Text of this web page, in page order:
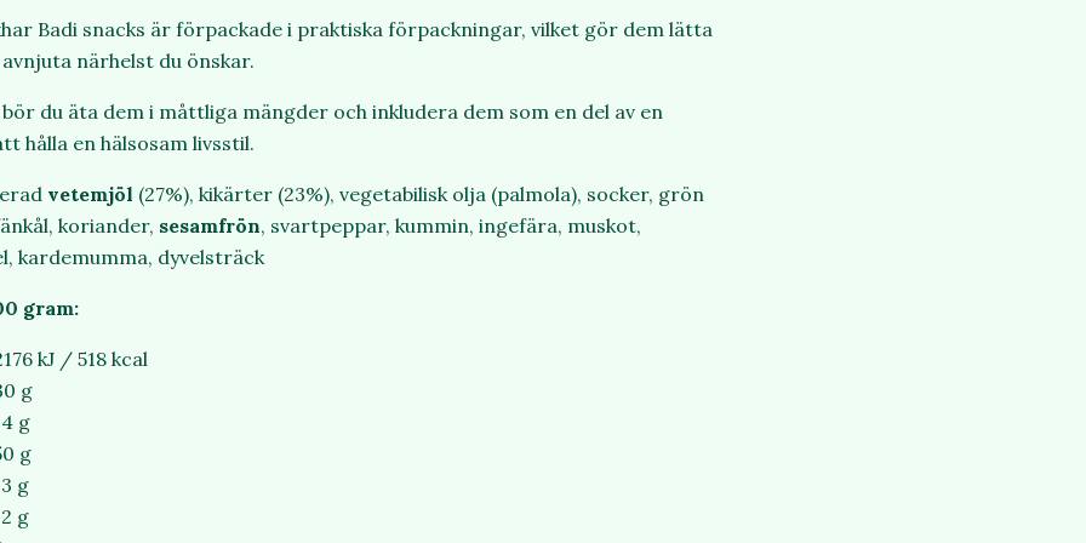
Badi snacks är förpackade i praktiska förpackningar, vilket gör dem lätta
närhelst du önskar.
bör du äta dem i måttliga mängder och inkludera dem som en del av en
hålla en hälsosam livsstil.
vetemjöl (27%), kikärter (23%), vegetabilisk olja (palmola), socker, grön
koriander, sesamfrön, svartpeppar, kummin, ingefära, muskot,
kardemumma, dyvelsträck
gram:
kJ / 518 kcal
g
g
g
g
g